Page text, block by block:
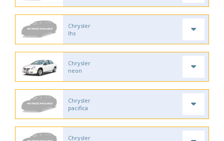
Chrysler
lhs
Chrysler
neon
Chrysler
pacifica
Chrysler